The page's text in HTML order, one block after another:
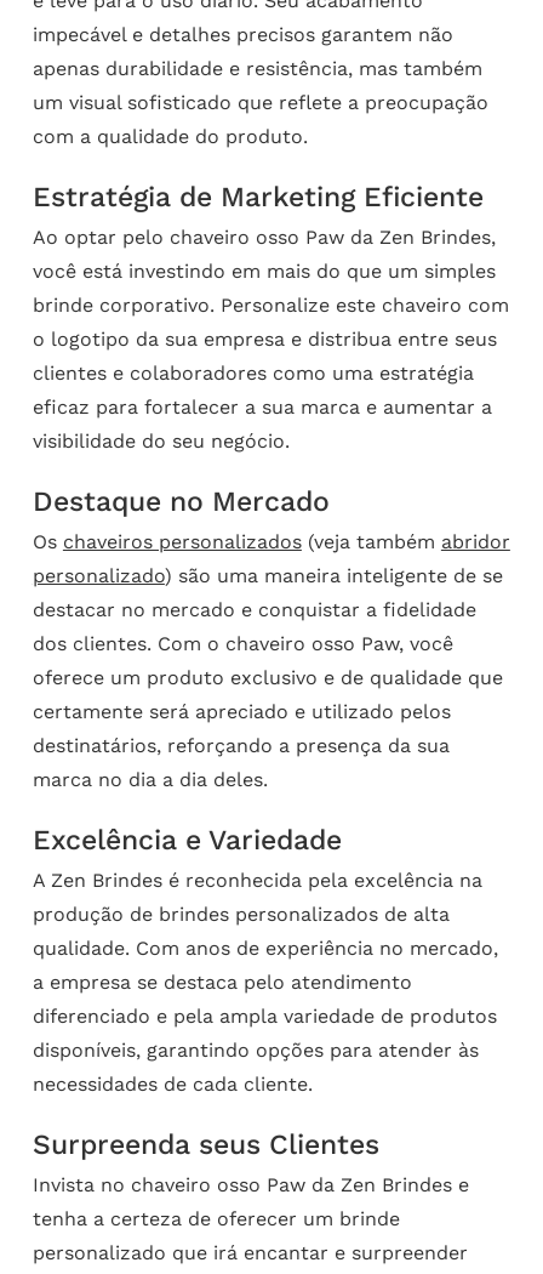
impecável e detalhes precisos garantem não
apenas durabilidade e resistência, mas também
um visual sofisticado que reflete a preocupação
com a qualidade do produto.
Estratégia de Marketing Eficiente
Ao optar pelo chaveiro osso Paw da Zen Brindes,
você está investindo em mais do que um simples
brinde corporativo. Personalize este chaveiro com
o logotipo da sua empresa e distribua entre seus
clientes e colaboradores como uma estratégia
eficaz para fortalecer a sua marca e aumentar a
visibilidade do seu negócio.
Destaque no Mercado
Os chaveiros personalizados(veja também abridor
personalizado) são uma maneira inteligente de se
destacar no mercado e conquistar a fidelidade
dos clientes. Com o chaveiro osso Paw, você
oferece um produto exclusivo e de qualidade que
certamente será apreciado e utilizado pelos
destinatários, reforçando a presença da sua
marca no dia a dia deles.
Excelência e Variedade
A Zen Brindes é reconhecida pela excelência na
produção de brindes personalizados de alta
qualidade. Com anos de experiência no mercado,
a empresa se destaca pelo atendimento
diferenciado e pela ampla variedade de produtos
disponíveis, garantindo opções para atender às
necessidades de cada cliente.
Surpreenda seus Clientes
Invista no chaveiro osso Paw da Zen Brindes e
tenha a certeza de oferecer um brinde
personalizado que irá encantar e surpreender